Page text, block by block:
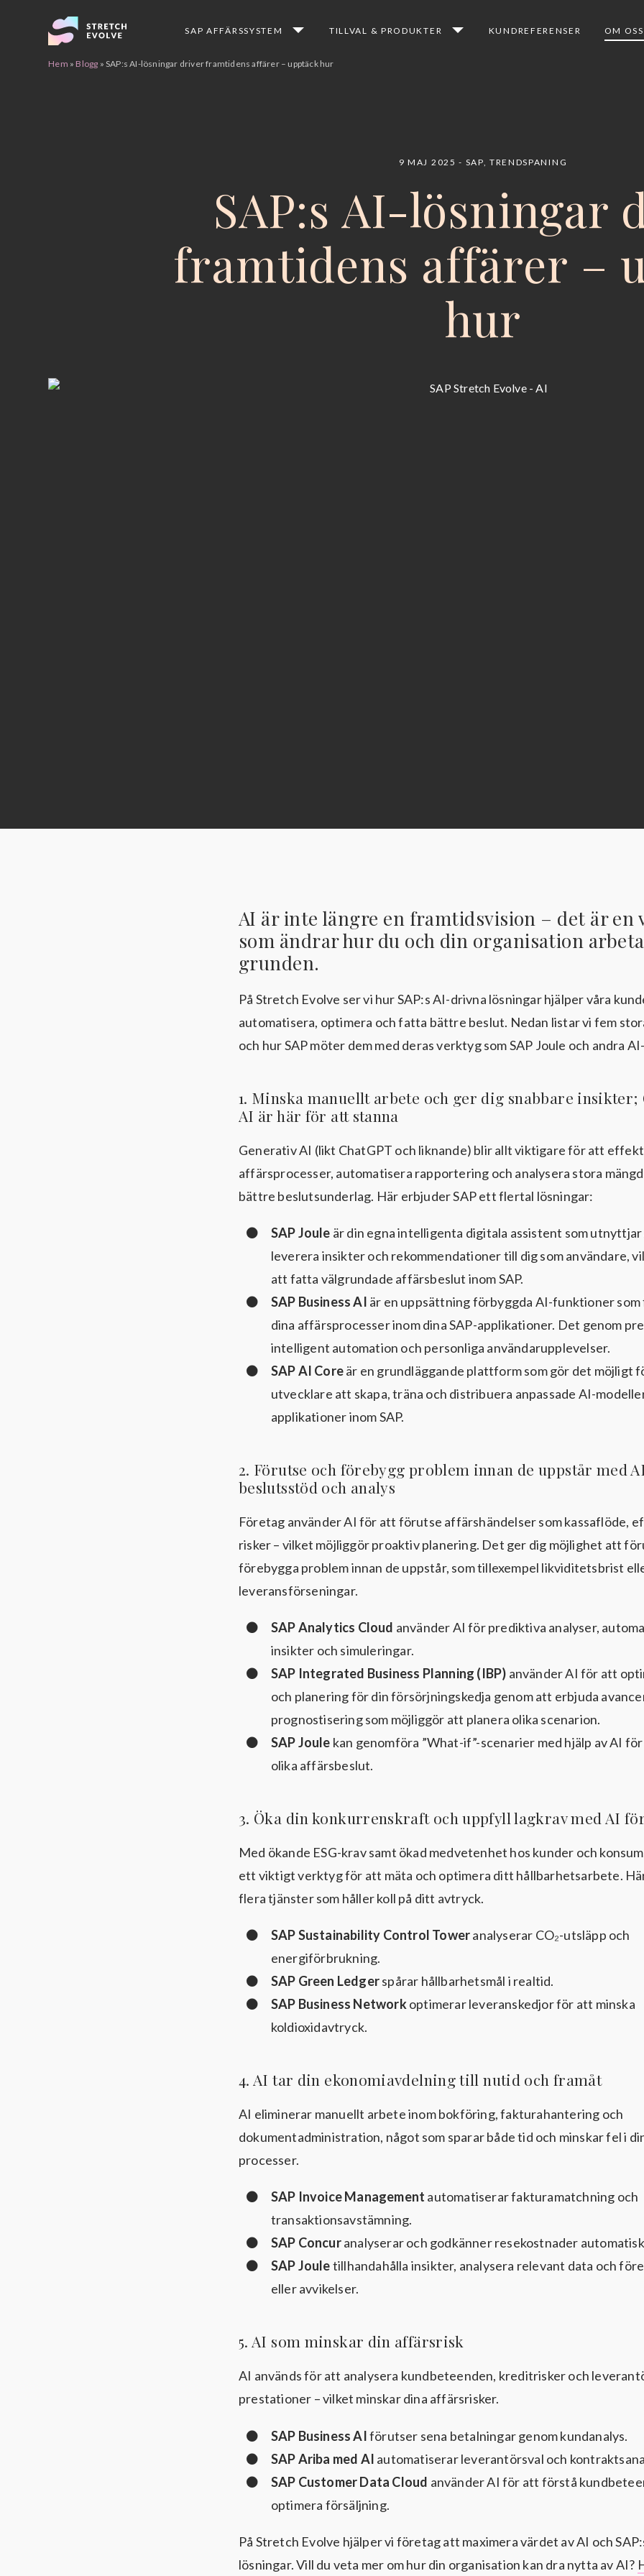
SAP AFFÄRSSYSTEM TILLVAL & PRODUKTER KUNDREFERENSER OM OSS
Hem » Blogg »SAP:s AI-lösningar driver framtidens affärer – upptäck hur
9 MAJ 2025 SAP ,TRENDSPANING
SAP:s AI-lösningar
framtidens affärer –
hur
AI är inte längre en framtidsvision – det är en
som ändrar hur du och din organisation
grunden.
På Stretch Evolve ser vi hur SAP:s AI-drivna lösningar hjälper våra
automatisera, optimera och fatta bättre beslut. Nedan listar vi fem
och hur SAP möter dem med deras verktyg som SAP Joule och andra
1️. Minska manuellt arbete och ger dig snabbare insikter;
AI är här för att stanna
Generativ AI (likt ChatGPT och liknande) blir allt viktigare för att
affärsprocesser, automatisera rapportering och analysera stora
bättre beslutsunderlag. Här erbjuder SAP ett flertal lösningar:
SAP Joule är din egna intelligenta digitala assistent som
leverera insikter och rekommendationer till dig som användare,
att fatta välgrundade affärsbeslut inom SAP.
SAP Business AI är en uppsättning förbyggda AI-funktioner
dina affärsprocesser inom dina SAP-applikationer. Det genom
intelligent automation och personliga användarupplevelser.
SAP AI Coreär en grundläggande plattform som gör det möjligt
utvecklare att skapa, träna och distribuera anpassade AI-
applikationer inom SAP.
2️. Förutse och förebygg problem innan de uppstår med
beslutsstöd och analys
Företag använder AI för att förutse affärshändelser som kassaflöde,
risker – vilket möjliggör proaktiv planering. Det ger dig möjlighet att
förebygga problem innan de uppstår, som tillexempel likviditetsbrist
leveransförseningar.
SAP Analytics Cloud använder AI för prediktiva analyser,
insikter och simuleringar.
SAP Integrated Business Planning (IBP) använder AI för att
och planering för din försörjningskedja genom att erbjuda
prognostisering som möjliggör att planera olika scenarion.
SAP Joule kan genomföra ”What-if”-scenarier med hjälp av AI
olika affärsbeslut.
3️. Öka din konkurrenskraft och uppfyll lagkrav med AI
Med ökande ESG-krav samt ökad medvetenhet hos kunder och
ett viktigt verktyg för att mäta och optimera ditt hållbarhetsarbete.
flera tjänster som håller koll på ditt avtryck.
SAP Sustainability Control Toweranalyserar CO₂-utsläpp och
energiförbrukning.
SAP Green Ledgerspårar hållbarhetsmål i realtid.
SAP Business Networkoptimerar leveranskedjor för att minska
koldioxidavtryck.
4. AI tar din ekonomiavdelning till nutid och framåt
AI eliminerar manuellt arbete inom bokföring, fakturahantering och
dokumentadministration, något som sparar både tid och minskar fel i
processer.
SAP Invoice Management automatiserar fakturamatchning och
transaktionsavstämning.
SAP Concuranalyserar och godkänner resekostnader
SAP Jouletillhandahålla insikter, analysera relevant data och
eller avvikelser.
5. AI som minskar din affärsrisk
AI används för att analysera kundbeteenden, kreditrisker och
prestationer – vilket minskar dina affärsrisker.
SAP Business AIförutser sena betalningar genom kundanalys.
SAP Ariba med AI automatiserar leverantörsval och
SAP Customer Data Cloud använder AI för att förstå
optimera försäljning.
På Stretch Evolve hjälper vi företag att maximera värdet av AI och
lösningar. Vill du veta mer om hur din organisation kan dra nytta av AI?